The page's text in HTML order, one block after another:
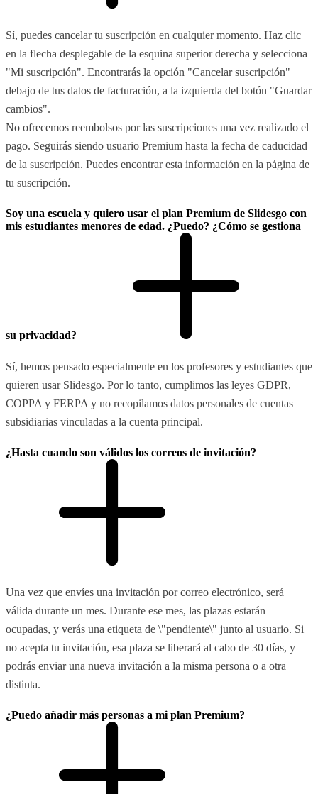
Sí, puedes cancelar tu suscripción en cualquier momento. Haz clic
en la flecha desplegable de la esquina superior derecha y selecciona
"Mi suscripción". Encontrarás la opción "Cancelar suscripción"
debajo de tus datos de facturación, a la izquierda del botón "Guardar
cambios".
No ofrecemos reembolsos por las suscripciones una vez realizado el
pago. Seguirás siendo usuario Premium hasta la fecha de caducidad
de la suscripción. Puedes encontrar esta información en la página de
tu suscripción.
Soy una escuela y quiero usar el plan Premium de Slidesgo con
mis estudiantes menores de edad. ¿Puedo? ¿Cómo se gestiona
su privacidad?
Sí, hemos pensado especialmente en los profesores y estudiantes que
quieren usar Slidesgo. Por lo tanto, cumplimos las leyes GDPR,
COPPA y FERPA y no recopilamos datos personales de cuentas
subsidiarias vinculadas a la cuenta principal.
¿Hasta cuando son válidos los correos de invitación?
Una vez que envíes una invitación por correo electrónico, será
válida durante un mes. Durante ese mes, las plazas estarán
ocupadas, y verás una etiqueta de \"pendiente\" junto al usuario. Si
no acepta tu invitación, esa plaza se liberará al cabo de 30 días, y
podrás enviar una nueva invitación a la misma persona o a otra
distinta.
¿Puedo añadir más personas a mi plan Premium?